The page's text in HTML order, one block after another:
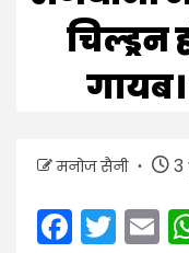
चिल्ड्रन
मनोज सैनी 3